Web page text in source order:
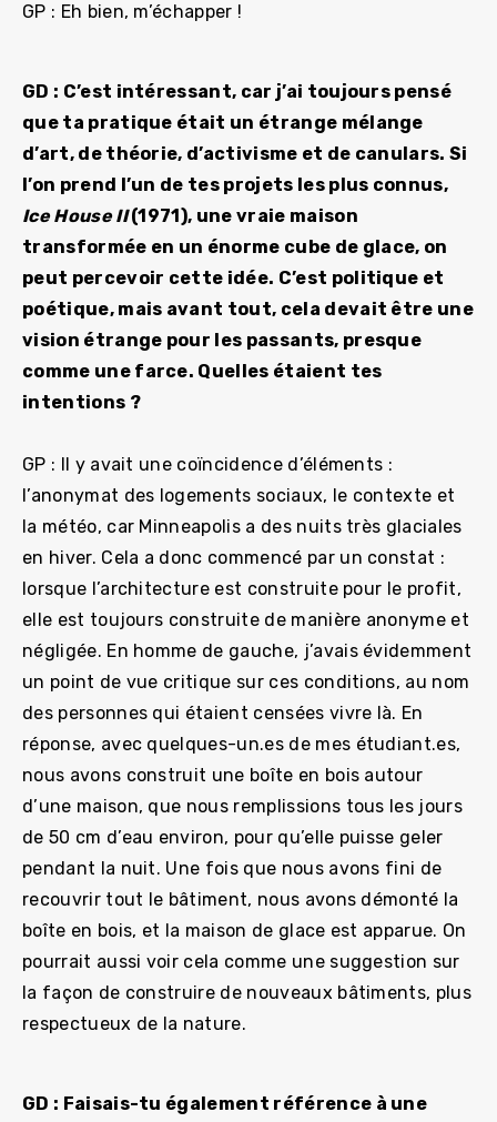
GP : Eh bien, m’échapper !
GD : C’est intéressant, car j’ai toujours pensé
que ta pratique était un étrange mélange
d’art, de théorie, d’activisme et de canulars. Si
l’on prend l’un de tes projets les plus connus,
Ice House II(1971), une vraie maison
transformée en un énorme cube de glace, on
peut percevoir cette idée. C’est politique et
poétique, mais avant tout, cela devait être une
vision étrange pour les passants, presque
comme une farce. Quelles étaient tes
intentions ?
GP : Il y avait une coïncidence d’éléments :
l’anonymat des logements sociaux, le contexte et
la météo, car Minneapolis a des nuits très glaciales
en hiver. Cela a donc commencé par un constat :
lorsque l’architecture est construite pour le profit,
elle est toujours construite de manière anonyme et
négligée. En homme de gauche, j’avais évidemment
un point de vue critique sur ces conditions, au nom
des personnes qui étaient censées vivre là. En
réponse, avec quelques-un.es de mes étudiant.es,
nous avons construit une boîte en bois autour
d’une maison, que nous remplissions tous les jours
de 50 cm d’eau environ, pour qu’elle puisse geler
pendant la nuit. Une fois que nous avons fini de
recouvrir tout le bâtiment, nous avons démonté la
boîte en bois, et la maison de glace est apparue. On
pourrait aussi voir cela comme une suggestion sur
la façon de construire de nouveaux bâtiments, plus
respectueux de la nature.
GD : Faisais-tu également référence à une